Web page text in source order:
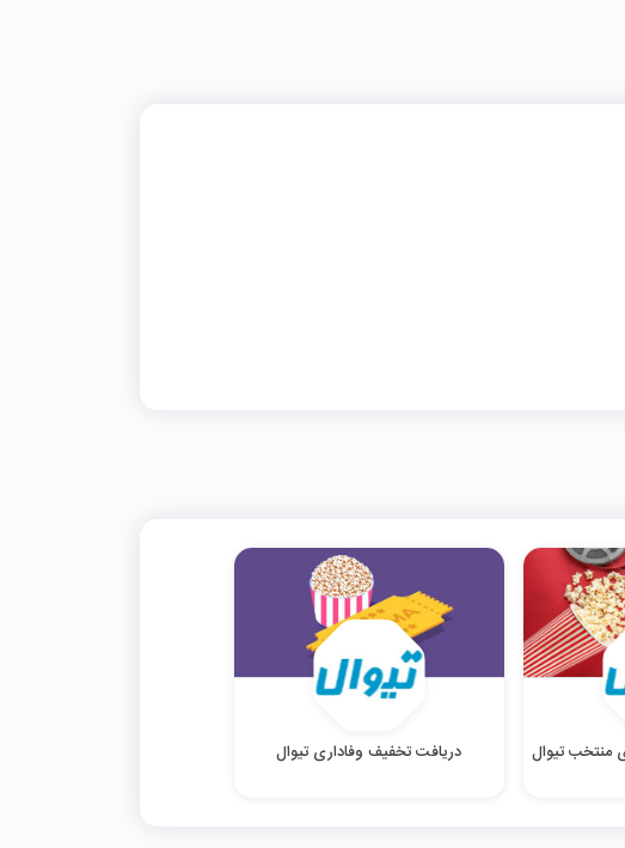
دریافت تخفیف وفاداری تیوال